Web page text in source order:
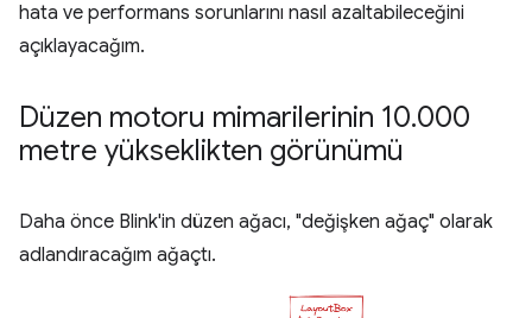
hata ve performans sorunlarını nasıl azaltabileceğini
açıklayacağım.
Düzen motoru mimarilerinin 10.000
metre yükseklikten görünümü
Daha önce Blink'in düzen ağacı, "değişken ağaç" olarak
adlandıracağım ağaçtı.